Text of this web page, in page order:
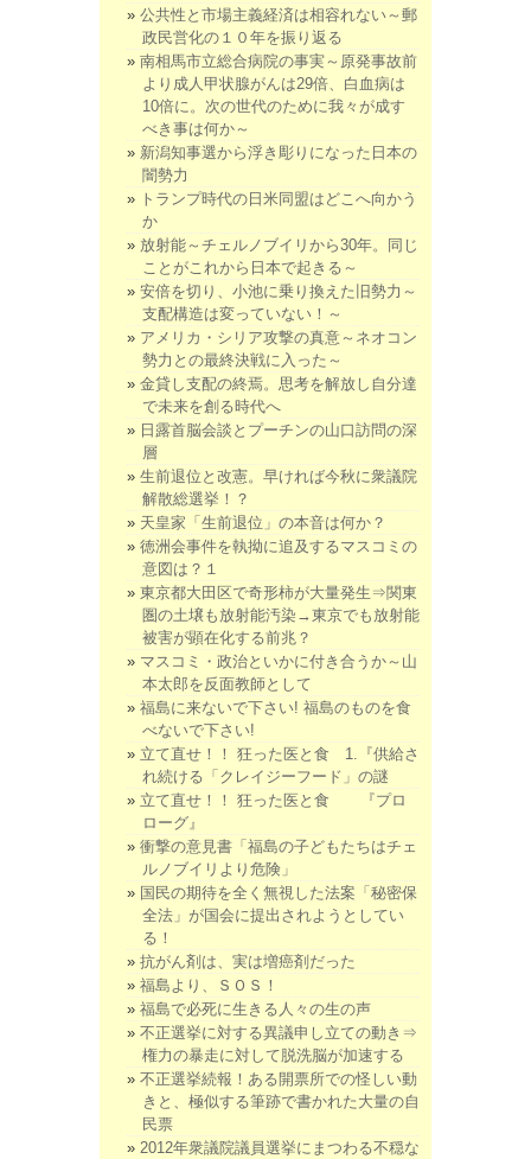
公共性と市場主義経済は相容れない～郵
政民営化の１０年を振り返る
南相馬市立総合病院の事実～原発事故前
より成人甲状腺がんは29倍、白血病は
10倍に。次の世代のために我々が成す
べき事は何か～
新潟知事選から浮き彫りになった日本の
闇勢力
トランプ時代の日米同盟はどこへ向かう
か
放射能～チェルノブイリから30年。同じ
ことがこれから日本で起きる～
安倍を切り、小池に乗り換えた旧勢力～
支配構造は変っていない！～
アメリカ・シリア攻撃の真意～ネオコン
勢力との最終決戦に入った～
金貸し支配の終焉。思考を解放し自分達
で未来を創る時代へ
日露首脳会談とプーチンの山口訪問の深
層
生前退位と改憲。早ければ今秋に衆議院
解散総選挙！？
天皇家「生前退位」の本音は何か？
徳洲会事件を執拗に追及するマスコミの
意図は？１
東京都大田区で奇形柿が大量発生⇒関東
圏の土壌も放射能汚染→東京でも放射能
被害が顕在化する前兆？
マスコミ・政治といかに付き合うか～山
本太郎を反面教師として
福島に来ないで下さい! 福島のものを食
べないで下さい!
立て直せ！！ 狂った医と食 1.『供給さ
れ続ける「クレイジーフード」の謎
立て直せ！！ 狂った医と食 『プロ
ローグ』
衝撃の意見書「福島の子どもたちはチェ
ルノブイリより危険」
国民の期待を全く無視した法案「秘密保
全法」が国会に提出されようとしてい
る！
抗がん剤は、実は増癌剤だった
福島より、ＳＯＳ！
福島で必死に生きる人々の生の声
不正選挙に対する異議申し立ての動き⇒
権力の暴走に対して脱洗脳が加速する
不正選挙続報！ある開票所での怪しい動
きと、極似する筆跡で書かれた大量の自
民票
2012年衆議院議員選挙にまつわる不穏な